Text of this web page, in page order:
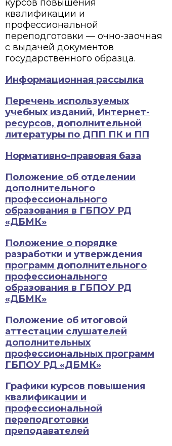
курсов повышения
квалификации и
профессиональной
переподготовки — очно-заочная
с выдачей документов
государственного образца.
Информационная рассылка
Перечень используемых
учебных изданий, Интернет-
ресурсов, дополнительной
литературы по ДПП ПК и ПП
Нормативно-правовая база
Положение об отделении
дополнительного
профессионального
образования в ГБПОУ РД
«ДБМК»
Положение о порядке
разработки и утверждения
программ дополнительного
профессионального
образования в ГБПОУ РД
«ДБМК»
Положение об итоговой
аттестации слушателей
дополнительных
профессиональных программ
ГБПОУ РД «ДБМК»
Графики курсов повышения
квалификации и
профессиональной
переподготовки
преподавателей